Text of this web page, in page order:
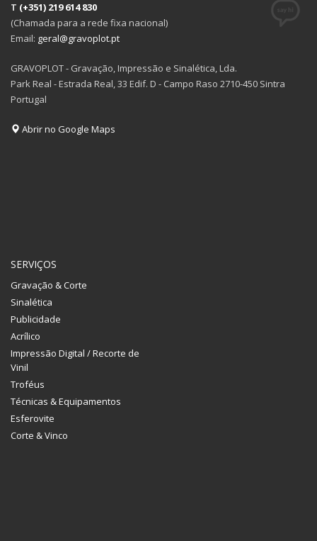
T (+351) 219 614 830
(Chamada para a rede fixa nacional)
Email: geral@gravoplot.pt
GRAVOPLOT - Gravação, Impressão e Sinalética, Lda.
Park Real - Estrada Real, 33 Edif. D - Campo Raso 2710-450 Sintra
Portugal
Abrir no Google Maps
SERVIÇOS
Gravação & Corte
Sinalética
Publicidade
Acrílico
Impressão Digital / Recorte de
Vinil
Troféus
Técnicas & Equipamentos
Esferovite
Corte & Vinco